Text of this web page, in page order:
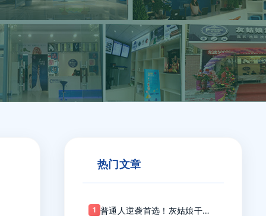
热门文章
1 普通人逆袭首选！灰姑娘干洗